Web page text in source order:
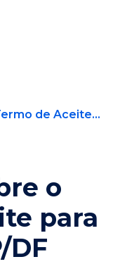
de Aceite...
o
para
DF